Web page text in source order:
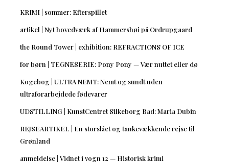
KRIMI | sommer: Efterspillet
artikel | Nyt hovedværk af Hammershøi på Ordrupgaard
the Round Tower | exhibition: REFRACTIONS OF ICE
for børn | TEGNESERIE: Pony Pony — Vær nuttet eller dø
Kogebog | ULTRA NEMT: Nemt og sundt uden
ultraforarbejdede fødevarer
UDSTILLING | KunstCentret Silkeborg Bad: Maria Dubin
REJSEARTIKEL | En storslået og tankevækkende rejse til
Grønland
anmeldelse | Vidnet i vogn 12 — Historisk krimi